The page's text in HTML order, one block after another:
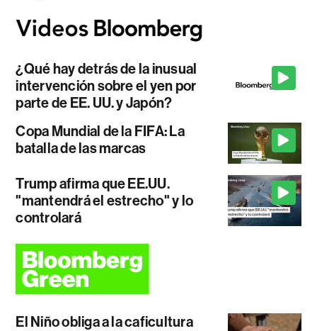
¿Qué hay detrás de la inusual
intervención sobre el yen por
parte de EE. UU. y Japón?
Copa Mundial de la FIFA: La
batalla de las marcas
Trump afirma que EE.UU.
"mantendrá el estrecho" y lo
controlará
El Niño obliga a la caficultura